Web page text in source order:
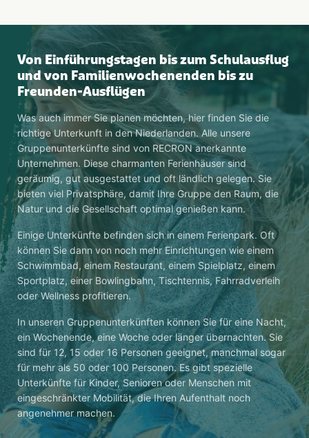
Von Einführungstagen bis zum Schulausflug
und von Familienwochenenden bis zu
Freunden-Ausflügen
Was auch immer Sie planen möchten, hier finden Sie die
richtige Unterkunft in den Niederlanden. Alle unsere
Gruppenunterkünfte sind von RECRON anerkannte
Unternehmen. Diese charmanten Ferienhäuser sind
geräumig, gut ausgestattet und oft ländlich gelegen. Sie
bieten viel Privatsphäre, damit Ihre Gruppe den Raum, die
Natur und die Gesellschaft optimal genießen kann.
Einige Unterkünfte befinden sich in einem Ferienpark. Oft
können Sie dann von noch mehr Einrichtungen wie einem
Schwimmbad, einem Restaurant, einem Spielplatz, einem
Sportplatz, einer Bowlingbahn, Tischtennis, Fahrradverleih
oder Wellness profitieren.
In unseren Gruppenunterkünften können Sie für eine Nacht,
ein Wochenende, eine Woche oder länger übernachten. Sie
sind für 12, 15 oder 16 Personen geeignet, manchmal sogar
für mehr als 50 oder 100 Personen. Es gibt spezielle
Unterkünfte für Kinder, Senioren oder Menschen mit
eingeschränkter Mobilität, die Ihren Aufenthalt noch
angenehmer machen.